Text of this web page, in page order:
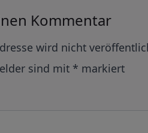
Kommentar
wird nicht
sind mit * markiert